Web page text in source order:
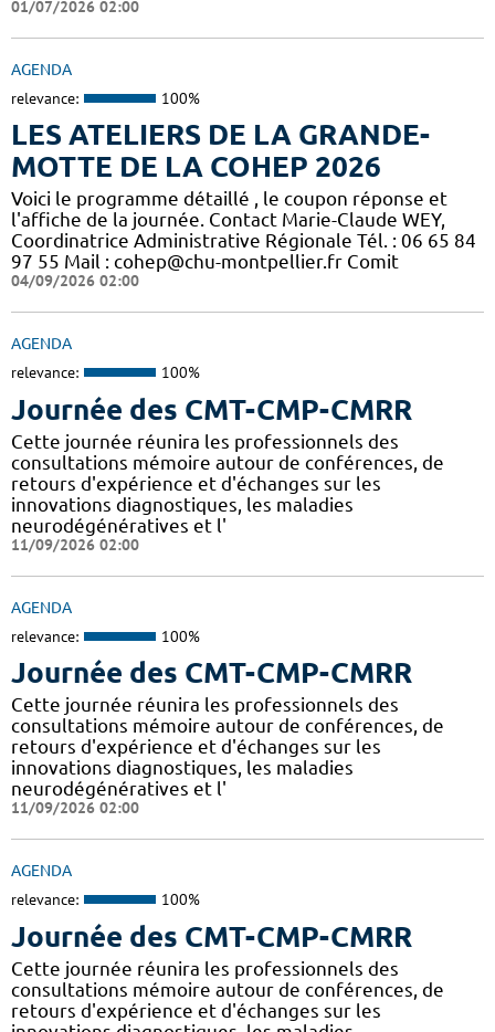
01/07/2026 02:00
AGENDA
relevance: 100%
LES ATELIERS DE LA GRANDE-
MOTTE DE LA COHEP 2026
Voici le programme détaillé , le coupon réponse et
l'affiche de la journée. Contact Marie-Claude WEY,
Coordinatrice Administrative Régionale Tél. : 06 65 84
97 55 Mail : cohep@chu-montpellier.fr Comit
04/09/2026 02:00
AGENDA
relevance: 100%
Journée des CMT-CMP-CMRR
Cette journée réunira les professionnels des
consultations mémoire autour de conférences, de
retours d'expérience et d'échanges sur les
innovations diagnostiques, les maladies
neurodégénératives et l'
11/09/2026 02:00
AGENDA
relevance: 100%
Journée des CMT-CMP-CMRR
Cette journée réunira les professionnels des
consultations mémoire autour de conférences, de
retours d'expérience et d'échanges sur les
innovations diagnostiques, les maladies
neurodégénératives et l'
11/09/2026 02:00
AGENDA
relevance: 100%
Journée des CMT-CMP-CMRR
Cette journée réunira les professionnels des
consultations mémoire autour de conférences, de
retours d'expérience et d'échanges sur les